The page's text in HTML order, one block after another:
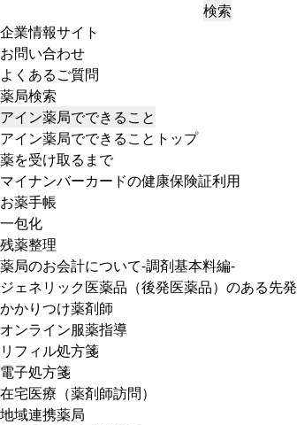
検索
企業情報サイト
お問い合わせ
よくあるご質問
薬局検索
アイン薬局でできること
アイン薬局でできることトップ
薬を受け取るまで
マイナンバーカードの健康保険証利用
お薬手帳
一包化
残薬整理
薬局のお会計について-調剤基本料編-
ジェネリック医薬品（後発医薬品）のある先
かかりつけ薬剤師
オンライン服薬指導
リフィル処方箋
電子処方箋
在宅医療（薬剤師訪問）
地域連携薬局